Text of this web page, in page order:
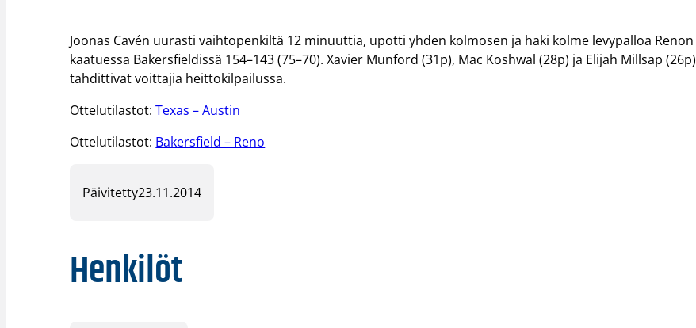
Joonas Cavén uurasti vaihtopenkiltä 12 minuuttia, upotti yhden kolmosen ja haki kolme levypalloa Renon
kaatuessa Bakersfieldissä 154–143 (75–70). Xavier Munford (31p), Mac Koshwal (28p) ja Elijah Millsap (26p)
tahdittivat voittajia heittokilpailussa.
Ottelutilastot:Texas – Austin
Ottelutilastot: Bakersfield – Reno
Päivitetty23.11.2014
Henkilöt